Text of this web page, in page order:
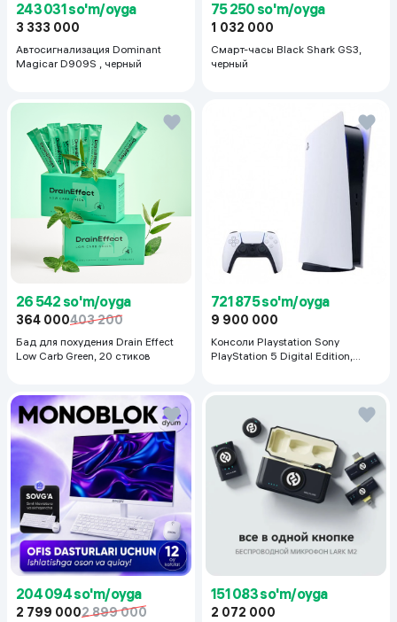
243 031 so'm/oyga
3 333 000
Автосигнализация Dominant
Magicar D909S , черный
75 250 so'm/oyga
1 032 000
Смарт-часы Black Shark GS3,
черный
26 542 so'm/oyga
364 000403 200
Бад для похудения Drain Effect
Low Carb Green, 20 стиков
721 875 so'm/oyga
9 900 000
Консоли Playstation Sony
PlayStation 5 Digital Edition,
204 094 so'm/oyga
2 799 0002 899 000
151 083 so'm/oyga
2 072 000